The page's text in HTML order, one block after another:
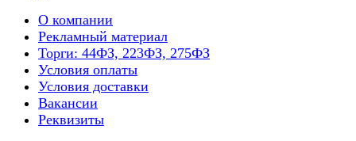
О компании
Рекламный материал
Торги: 44ФЗ, 223ФЗ, 275ФЗ
Условия оплаты
Условия доставки
Вакансии
Реквизиты